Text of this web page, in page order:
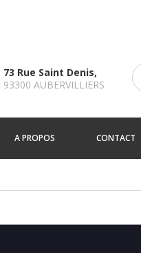
73 Rue Saint Denis,
93300 AUBERVILLIERS
A PROPOS CONTACT